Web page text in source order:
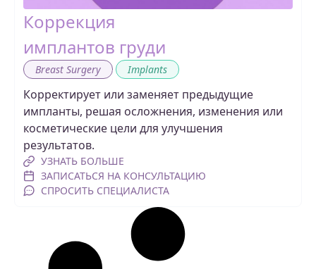
Коррекция
имплантов груди
Breast Surgery Implants
Корректирует или заменяет предыдущие
импланты, решая осложнения, изменения или
косметические цели для улучшения
результатов.
УЗНАТЬ БОЛЬШЕ
ЗАПИСАТЬСЯ НА КОНСУЛЬТАЦИЮ
СПРОСИТЬ СПЕЦИАЛИСТА